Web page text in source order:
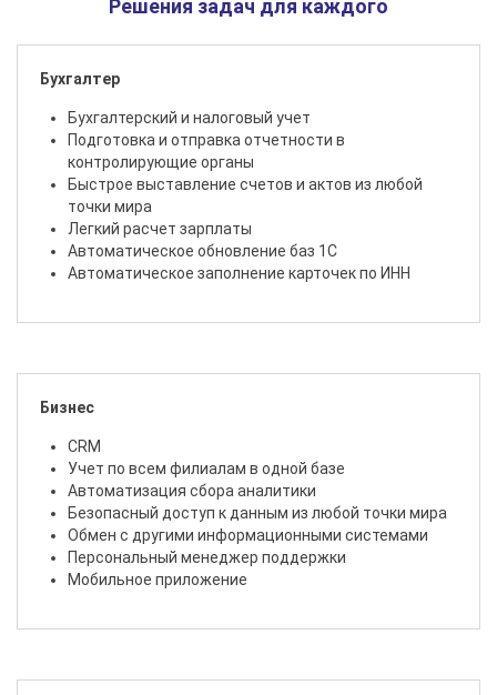
Решения задач для каждого
Бухгалтер
Бухгалтерский и налоговый учет
Подготовка и отправка отчетности в
контролирующие органы
Быстрое выставление счетов и актов из любой
точки мира
Легкий расчет зарплаты
Автоматическое обновление баз 1С
Автоматическое заполнение карточек по ИНН
Бизнес
CRM
Учет по всем филиалам в одной базе
Автоматизация сбора аналитики
Безопасный доступ к данным из любой точки мира
Обмен с другими информационными системами
Персональный менеджер поддержки
Мобильное приложение